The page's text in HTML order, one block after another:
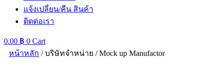
แจ้งเปลี่ยน/คืน สินค้า
ติดต่อเรา
0.00 ฿ 0 Cart
หน้าหลัก / บริษัทจำหน่าย / Mock up Manufactor